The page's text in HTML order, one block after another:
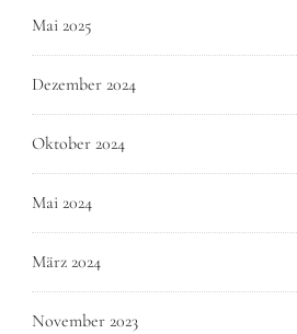
Mai 2025
Dezember 2024
Oktober 2024
Mai 2024
März 2024
November 2023